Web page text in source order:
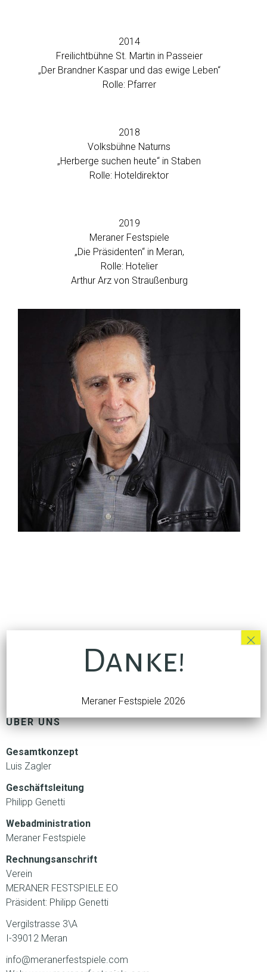
2014
Freilichtbühne St. Martin in Passeier
„Der Brandner Kaspar und das ewige Leben“
Rolle: Pfarrer
2018
Volksbühne Naturns
„Herberge suchen heute“ in Staben
Rolle: Hoteldirektor
2019
Meraner Festspiele
„Die Präsidenten“ in Meran,
Rolle: Hotelier
Arthur Arz von Straußenburg
ÜBER UNS
Gesamtkonzept
Luis Zagler
Geschäftsleitung
Philipp Genetti
Webadministration
Meraner Festspiele
Rechnungsanschrift
Verein
MERANER FESTSPIELE EO
Präsident: Philipp Genetti
Vergilstrasse 3\A
I-39012 Meran
info@meranerfestspiele.com
Danke!
Meraner Festspiele 2026
×